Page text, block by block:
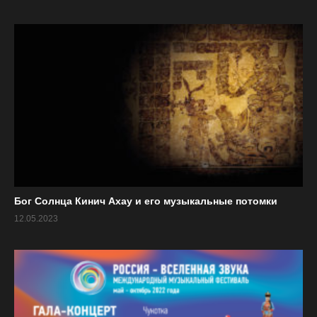
Программа фестиваля
КОНЦЕРТЫ в Рахманиновском зале + прямая
«Жемчужная нить». Китайская
классическая музыка.
Анастасия Новосёлова (гуцинь).
20.08
«Лики европейского романтизма»
Шолпан Барлыкова
(фортепиано)
«Дети солнца». Музыка Латинской
Бог Солнца Кинич Ахау и его музыкальные потомки
12.05.2023